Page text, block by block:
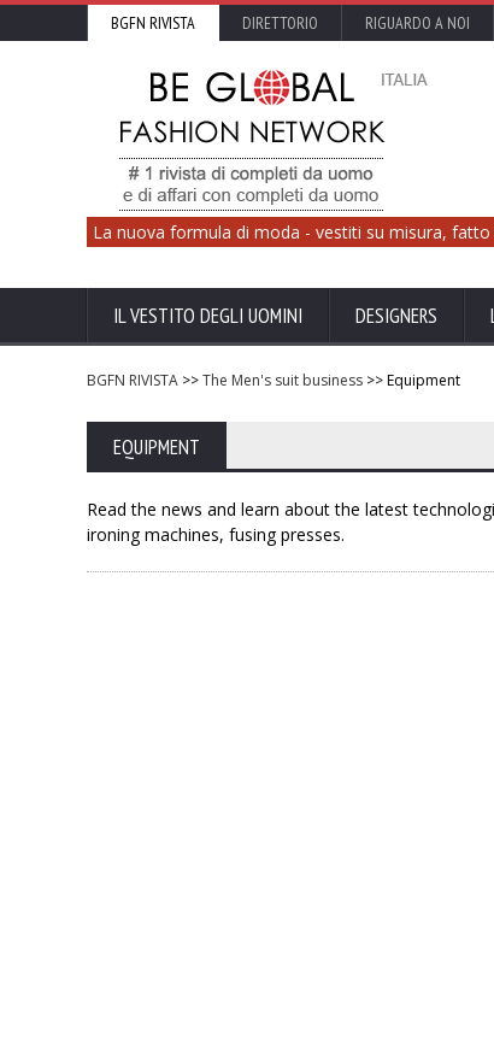
BGFN RIVISTA DIRETTORIO RIGUARDO A NOI
La nuova formula di moda - vestiti su misura,
IL VESTITO DEGLI UOMINI DESIGNERS
BGFN RIVISTA >>The Men's suit business >> Equipment
EQUIPMENT
Read the news and learn about the latest
ironing machines, fusing presses.